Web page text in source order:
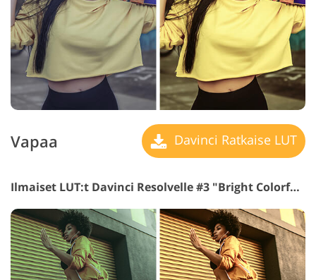
Vapaa Davinci Ratkaise LUT
Ilmaiset LUT:t Davinci Resolvelle #3 "Bright Colorful"